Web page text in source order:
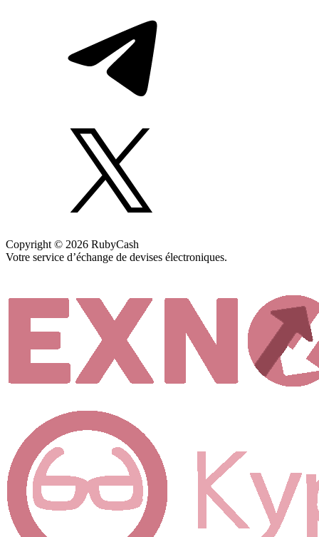
Copyright © 2026 RubyCash
Votre service d’échange de devises électroniques.